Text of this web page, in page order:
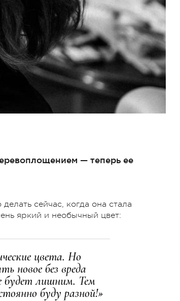
— теперь ее
сейчас, когда она стала
яркий и необычный цвет:
цвета. Но
новое без вреда
будет лишним. Тем
буду разной!»